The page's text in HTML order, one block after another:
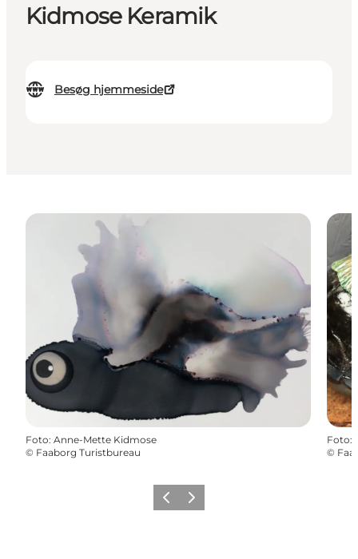
Kidmose Keramik
Besøg hjemmeside
Foto: Anne-Mette Kidmose
© Faaborg Turistbureau
Foto:
©
Forrige billede
Næste billede